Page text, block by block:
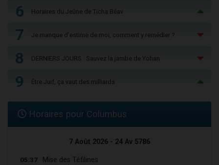
6 Horaires du Jeûne de Ticha Béav
7 Je manque d'estime de moi, comment y remédier ?
8 DERNIERS JOURS : Sauvez la jambe de Yohan
9 Être Juif, ça vaut des milliards
Horaires pour Columbus
7 Août 2026 - 24 Av 5786
05:37 Mise des Téfilines